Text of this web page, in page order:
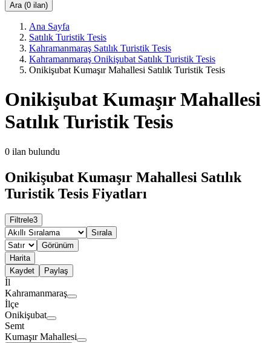
Ara (0 ilan)
Ana Sayfa
Satılık Turistik Tesis
Kahramanmaraş Satılık Turistik Tesis
Kahramanmaraş Onikişubat Satılık Turistik Tesis
Onikişubat Kumaşır Mahallesi Satılık Turistik Tesis
Onikişubat Kumaşır Mahallesi
Satılık Turistik Tesis
0 ilan bulundu
Onikişubat Kumaşır Mahallesi Satılık
Turistik Tesis Fiyatları
Filtrele3
Sırala
Görünüm
Harita
Kaydet
Paylaş
İl
Kahramanmaraş
İlçe
Onikişubat
Semt
Kumaşır Mahallesi